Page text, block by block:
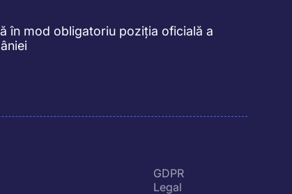
în mod obligatoriu poziția oficială a
GDPR
Legal